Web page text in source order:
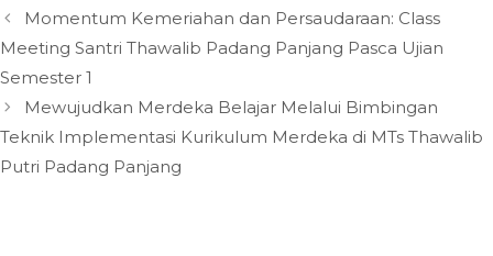
Momentum Kemeriahan dan Persaudaraan: Class
Meeting Santri Thawalib Padang Panjang Pasca Ujian
Semester 1
Mewujudkan Merdeka Belajar Melalui Bimbingan
Teknik Implementasi Kurikulum Merdeka di MTs Thawalib
Putri Padang Panjang